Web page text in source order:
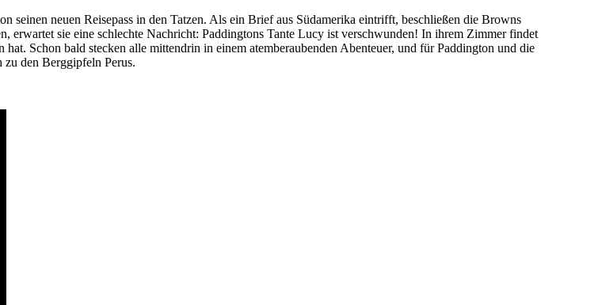
neuen Reisepass in den Tatzen. Als ein Brief aus Südamerika eintrifft, beschließen die Browns
erwartet sie eine schlechte Nachricht: Paddingtons Tante Lucy ist verschwunden! In ihrem Zimmer findet
Schon bald stecken alle mittendrin in einem atemberaubenden Abenteuer, und für Paddington und die
zu den Berggipfeln Perus.